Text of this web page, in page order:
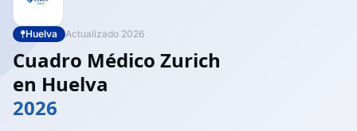
Huelva Actualizado 2026
Cuadro Médico Zurich
en Huelva
2026